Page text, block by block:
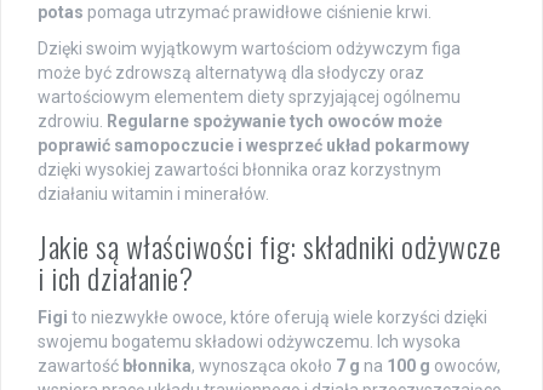
potas pomaga utrzymać prawidłowe ciśnienie krwi.
Dzięki swoim wyjątkowym wartościom odżywczym figa
może być zdrowszą alternatywą dla słodyczy oraz
wartościowym elementem diety sprzyjającej ogólnemu
zdrowiu.
Regularne spożywanie tych owoców może
poprawić samopoczucie i wesprzeć układ pokarmowy
dzięki wysokiej zawartości błonnika oraz korzystnym
działaniu witamin i minerałów.
Jakie są właściwości fig: składniki odżywcze
i ich działanie?
Figi to niezwykłe owoce, które oferują wiele korzyści dzięki
swojemu bogatemu składowi odżywczemu. Ich wysoka
zawartość błonnika, wynosząca około 7 g na 100 g owoców,